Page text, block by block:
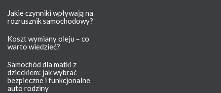
Jakie czynniki wpływają na
rozrusznik samochodowy?
Koszt wymiany oleju – co
warto wiedzieć?
Samochód dla matki z
dzieckiem: jak wybrać
bezpieczne i funkcjonalne
auto rodziny